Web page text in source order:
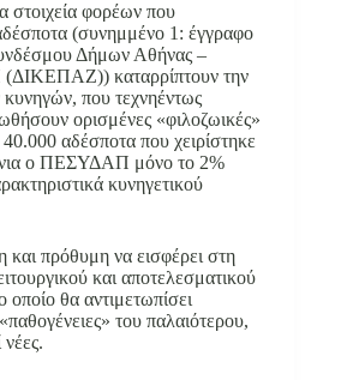
στοιχεία φορέων που
(συνημμένο 1: έγγραφο
Δήμων Αθήνας –
καταρρίπτουν την
που τεχνηέντως
ορισμένες «φιλοζωικές»
αδέσποτα που χειρίστηκε
ο ΠΕΣΥΔΑΠ μόνο το 2%
κυνηγετικού
και πρόθυμη να εισφέρει στη
και αποτελεσματικού
οποίο θα αντιμετωπίσει
του παλαιότερου,
νέες.